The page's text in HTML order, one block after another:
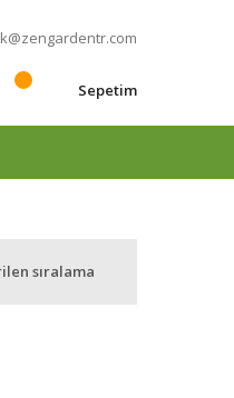
Sepetim